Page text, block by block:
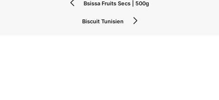
Bsissa Fruits Secs | 500g
Biscuit Tunisien